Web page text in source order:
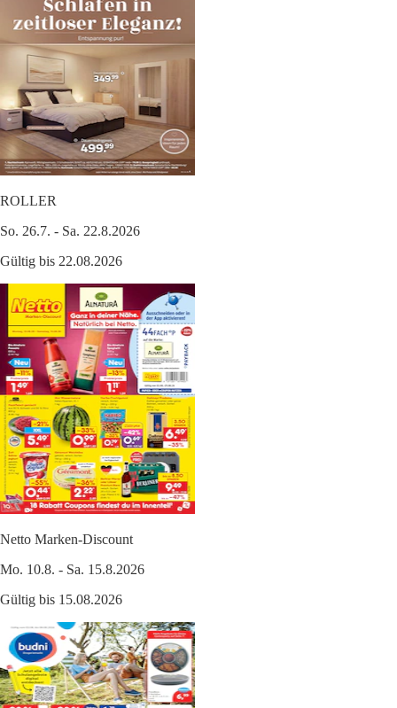
ROLLER
So. 26.7. - Sa. 22.8.2026
Gültig bis 22.08.2026
Netto Marken-Discount
Mo. 10.8. - Sa. 15.8.2026
Gültig bis 15.08.2026